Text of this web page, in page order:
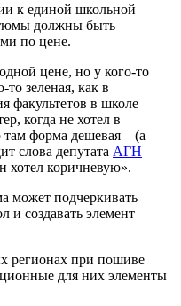
к единой школьной
должны быть
по цене.
цене, но у кого-то
то зеленая, как в
факультетов в школе
когда не хотел в
форма дешевая – (а
слова депутата АГН
хотел коричневую».
может подчеркивать
и создавать элемент
регионах при пошиве
для них элементы